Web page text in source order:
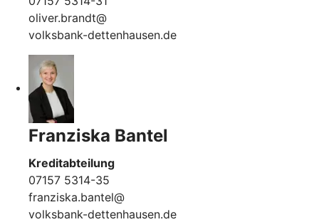
oliver.brandt@
volksbank-dettenhausen.de
Franziska Bantel
Kreditabteilung
07157 5314-35
franziska.bantel@
volksbank-dettenhausen.de